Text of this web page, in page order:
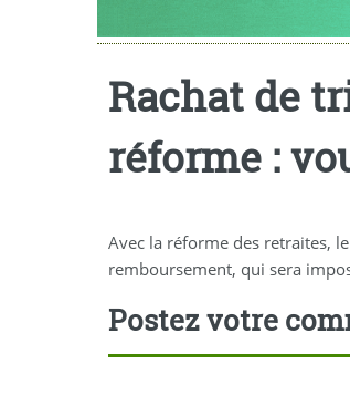
Rachat de
réforme :
Avec la réforme des retraites,
remboursement, qui sera
Postez votre